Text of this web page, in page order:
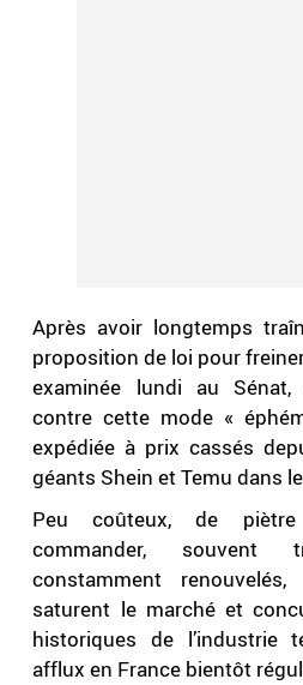
Après avoir longtemps
proposition de loi pour
examinée lundi au
contre cette mode «
expédiée à prix cassés
géants Shein et Temu dans
Peu coûteux, de
commander,
constamment
saturent le marché et
historiques de l’industrie
afflux en France bientôt